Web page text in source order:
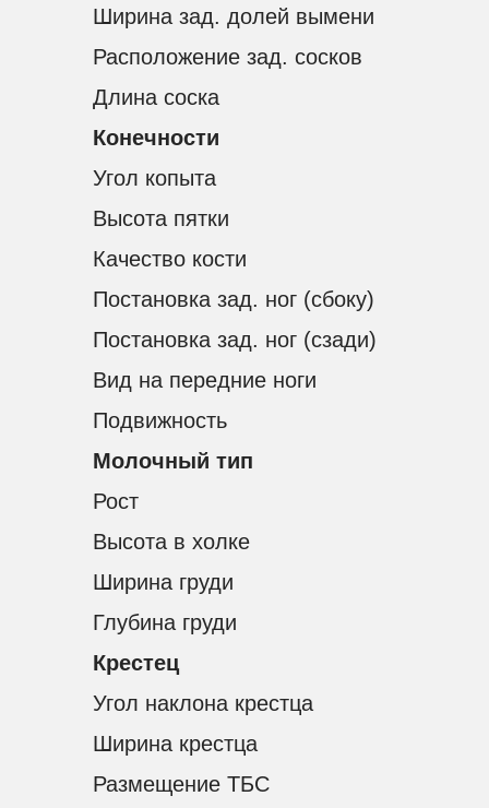
Ширина зад. долей вымени
Расположение зад. сосков
Длина соска
Конечности
Угол копыта
Высота пятки
Качество кости
Постановка зад. ног (сбоку)
Постановка зад. ног (сзади)
Вид на передние ноги
Подвижность
Молочный тип
Рост
Высота в холке
Ширина груди
Глубина груди
Крестец
Угол наклона крестца
Ширина крестца
Размещение ТБС
КАТАЛОГ БЫКОВ
ПРАЙС-ЛИСТ
СКАЧАТЬ ПОЛНЫЙ КАТАЛОГ БЫКОВ